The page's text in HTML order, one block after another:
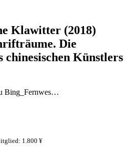
Klawitter (2018)
Die
chinesischen Künstlers
1.800 ¥